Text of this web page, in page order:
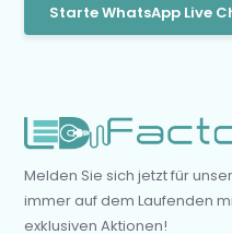
Starte WhatsApp Live
Melden Sie sich jetzt für
immer auf dem Laufenden
exklusiven Aktionen!